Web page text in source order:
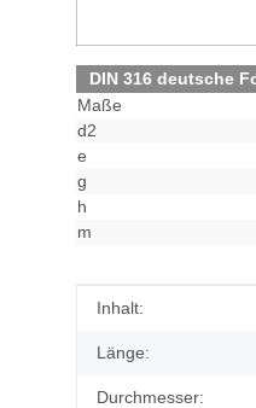
DIN 316 deutsche
Maße
d2
e
g
h
m
Produkteigenschaft
Wert
Inhalt:
Länge:
Durchmesser: